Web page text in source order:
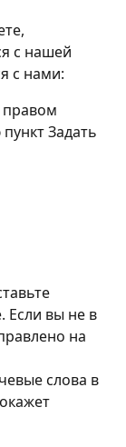
с нашей
с нами:
Задать
Если вы не в
на
слова в